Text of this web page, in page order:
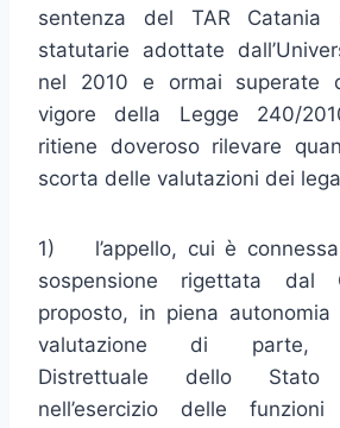
sentenza del TAR Catania
statutarie adottate
nel 2010 e ormai superate
vigore della Legge 240/
ritiene doveroso rilevare
scorta delle valutazioni dei
1) l’appello, cui è
sospensione rigettata
proposto, in piena
valutazione di parte,
Distrettuale dello
nell’esercizio delle